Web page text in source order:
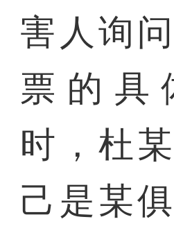
害人询
票的具
时，杜
己是某